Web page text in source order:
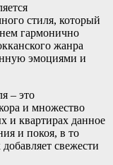
стиля, который
гармонично
жанра
эмоциями и
– это
и множество
и квартирах данное
и покоя, в то
свежести